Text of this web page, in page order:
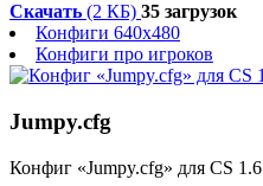
Скачать (2 КБ) 35 загрузок
Конфиги 640x480
Конфиги про игроков
Jumpy.cfg
Конфиг «Jumpy.cfg» для CS 1.6